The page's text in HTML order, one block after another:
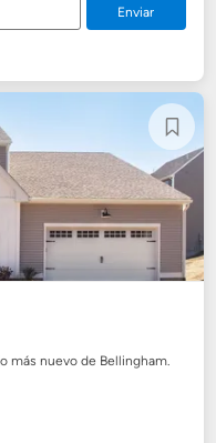
Enviar
más nuevo de Bellingham.